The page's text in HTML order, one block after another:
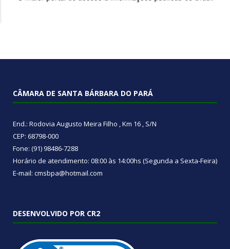
CÂMARA DE SANTA BÁRBARA DO PARÁ
End.: Rodovia Augusto Meira Filho , Km 16 , S/N
CEP: 68798-000
Fone: (91) 98486-7288
Horário de atendimento: 08:00 às 14:00hs (Segunda a Sexta-Feira)
E-mail: cmsbpa@hotmail.com
DESENVOLVIDO POR CR2